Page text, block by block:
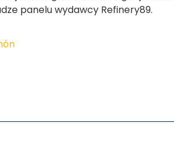
panelu wydawcy Refinery89.